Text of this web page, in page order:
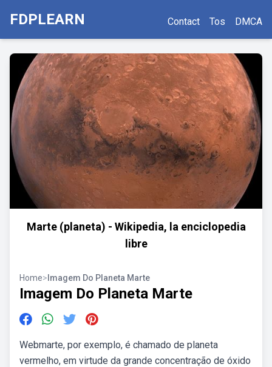
FDPLEARN Contact Tos DMCA
Marte (planeta) - Wikipedia, la enciclopedia
libre
Home> Imagem Do Planeta Marte
Imagem Do Planeta Marte
Webmarte, por exemplo, é chamado de planeta
vermelho, em virtude da grande concentração de óxido